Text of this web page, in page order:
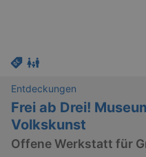
Entdeckungen
Frei ab Drei!
Volkskunst
Offene Werkstatt für